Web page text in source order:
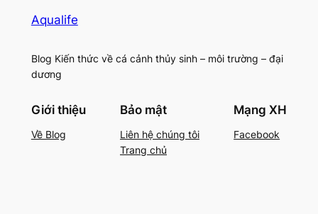
Aqualife
Blog Kiến thức về cá cảnh thủy sinh – môi trường – đại
dương
Giới thiệu
Về Blog
Bảo mật
Liên hệ chúng tôi
Trang chủ
Mạng XH
Facebook